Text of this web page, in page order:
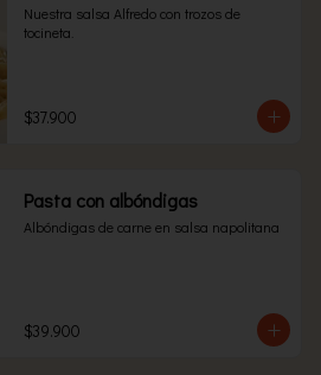
Nuestra salsa Alfredo con trozos de
tocineta.
$37.900
Pasta con albóndigas
Albóndigas de carne en salsa napolitana
$39.900